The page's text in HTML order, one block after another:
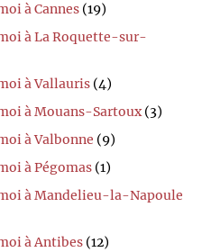
à Cannes (19)
à La Roquette-sur-
à Vallauris (4)
à Mouans-Sartoux(3)
à Valbonne (9)
à Pégomas (1)
à Mandelieu-la-Napoule
à Antibes (12)